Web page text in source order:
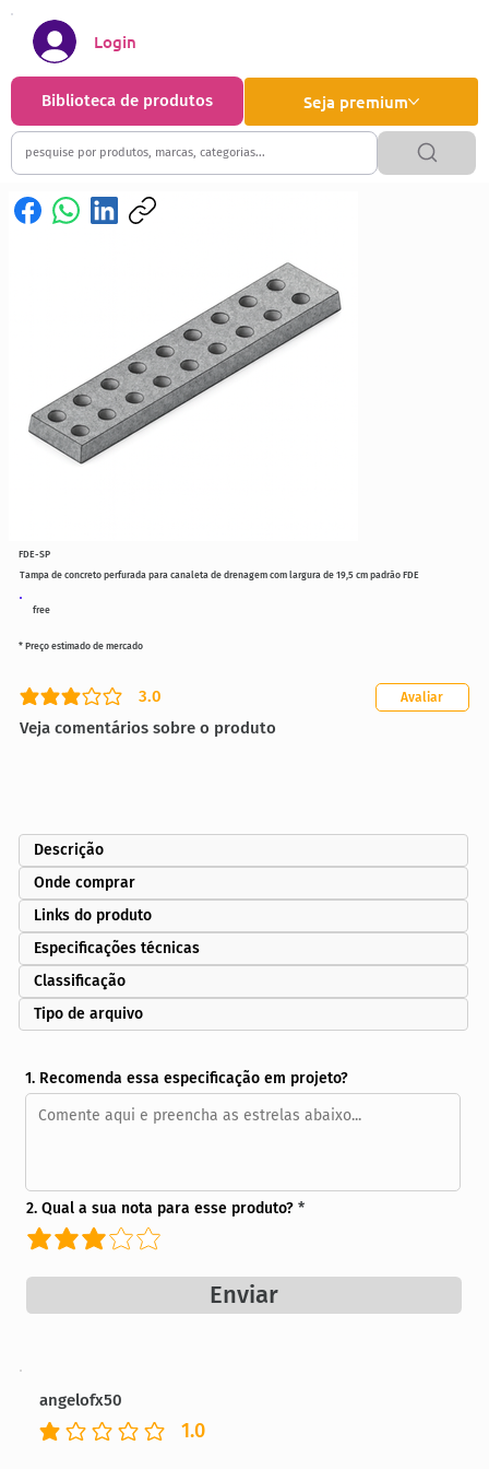
Seja premium
Biblioteca de produtos
Login
free
Tampa de concreto perfurada para canaleta de drenagem com largura de 19,5 cm padrão FDE
3.0
classificação média é 3 de 5
Veja comentários sobre o produto
Avaliar
* Preço estimado de mercado
FDE-SP
Descrição
Onde comprar
Links do produto
Especificações técnicas
Classificação
Tipo de arquivo
1. Recomenda essa especificação em projeto?
2. Qual a sua nota para esse produto?
Enviar
angelofx50
1.0
classificação média é 1 de 5